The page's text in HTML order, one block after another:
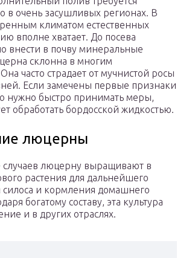
в очень засушливых регионах. В
климатом естественных
вполне хватает. До посева
внести в почву минеральные
склонна в многим
часто страдает от мучнистой росы
Если замечены первые признаки
нужно быстро принимать меры,
обработать бордосской жидкостью.
люцерны
случаев люцерну выращивают в
растения для дальнейшего
силоса и кормления домашнего
богатому составу, эта культура
и в других отраслях.